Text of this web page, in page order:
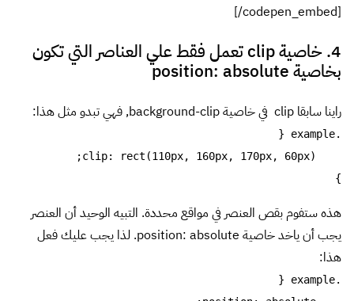
[/codepen_embed]
4. خاصية clip تعمل فقط علي العناصر التي تكون
بخاصية position: absolute
راينا سابقا clip في خاصية background-clip, فهي تبدو مثل هذا:
}
هذه ستفوم بقص العنصر في مواقع محددة. التبيه الوحيد أن العنصر
يجب أن ياخد خاصية position: absolute. لذا يجب عليك فعل
هذا: